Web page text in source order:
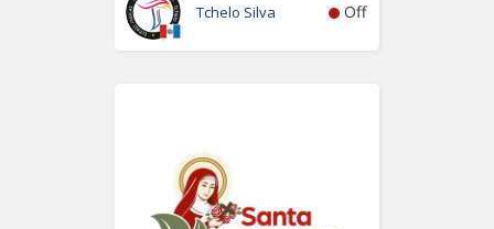
Tchelo Silva Off